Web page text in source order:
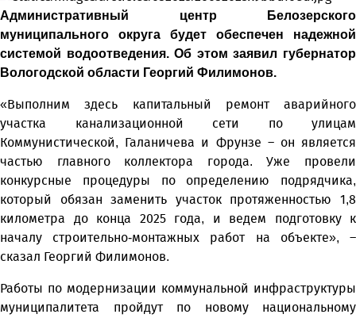
Административный центр Белозерского
муниципального округа будет обеспечен надежной
системой водоотведения. Об этом заявил губернатор
Вологодской области Георгий Филимонов.
«Выполним здесь капитальный ремонт аварийного
участка канализационной сети по улицам
Коммунистической, Галаничева и Фрунзе – он является
частью главного коллектора города. Уже провели
конкурсные процедуры по определению подрядчика,
который обязан заменить участок протяженностью 1,8
километра до конца 2025 года, и ведем подготовку к
началу строительно-монтажных работ на объекте», –
сказал Георгий Филимонов.
Работы по модернизации коммунальной инфраструктуры
муниципалитета пройдут по новому национальному